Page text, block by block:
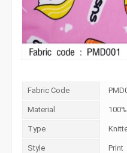
Fabric Code
Material
Type
Style Print